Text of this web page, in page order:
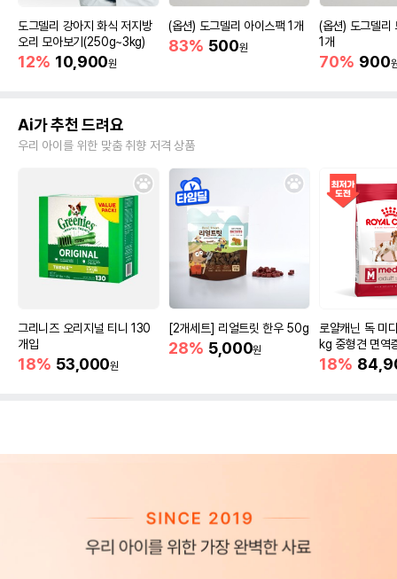
도그델리 강아지 화식 저지방
오리 모아보기(250g~3kg)
12% 10,900원
(옵션) 도그델리 아이스팩 1개
83% 500원
(옵션) 도그델리
1개
70% 900
Ai가 추천 드려요
우리 아이를 위한 맞춤 취향 저격 상품
그리니즈 오리지널 티니 130
개입
18% 53,000원
[2개세트] 리얼트릿 한우 50g
28% 5,000원
로얄캐닌 독 미
kg 중형견 면역
18%